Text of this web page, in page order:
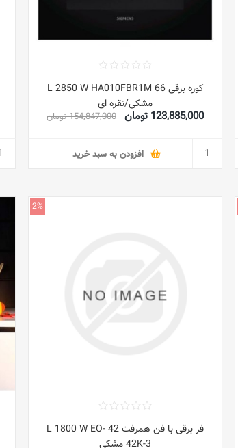
کوره برقی 66 L 2850 W HA010FBR1M
مشکی/نقره ای
123,885,000 تومان 154,847,000 تومان
افزودن به سبد خرید
2%
فر برقی با فن همرفت 42 L 1800 W EO-
42K-3 مشکی